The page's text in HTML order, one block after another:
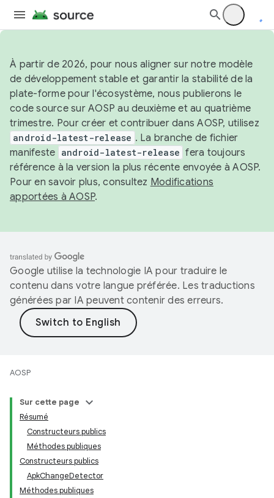
À partir de 2026, pour nous aligner sur notre modèle
de développement stable et garantir la stabilité de la
plate-forme pour l'écosystème, nous publierons le
code source sur AOSP au deuxième et au quatrième
trimestre. Pour créer et contribuer dans AOSP, utilisez
android-latest-release . La branche de fichier
manifeste android-latest-release fera toujours
référence à la version la plus récente envoyée à AOSP.
Pour en savoir plus, consultez Modifications
apportées à AOSP.
Google utilise la technologie IA pour traduire le
contenu dans votre langue préférée. Les traductions
générées par IA peuvent contenir des erreurs.
AOSP
Sur cette page
Résumé
Constructeurs publics
Méthodes publiques
Constructeurs publics
ApkChangeDetector
Méthodes publiques